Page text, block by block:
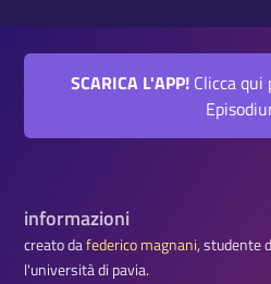
SCARICA L'APP!Clicca qui
informazioni
creato dafederico magnani, studente
l'università di pavia.